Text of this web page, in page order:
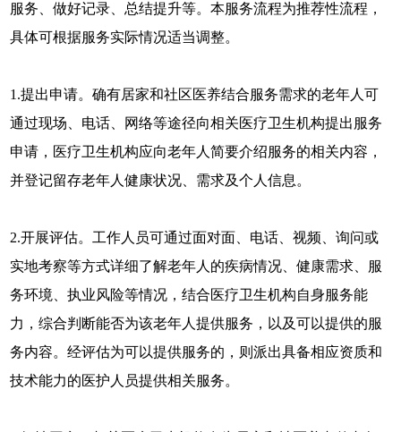
服务、做好记录、总结提升等。本服务流程为推荐性流程，
具体可根据服务实际情况适当调整。
1.提出申请。确有居家和社区医养结合服务需求的老年人可
通过现场、电话、网络等途径向相关医疗卫生机构提出服务
申请，医疗卫生机构应向老年人简要介绍服务的相关内容，
并登记留存老年人健康状况、需求及个人信息。
2.开展评估。工作人员可通过面对面、电话、视频、询问或
实地考察等方式详细了解老年人的疾病情况、健康需求、服
务环境、执业风险等情况，结合医疗卫生机构自身服务能
力，综合判断能否为该老年人提供服务，以及可以提供的服
务内容。经评估为可以提供服务的，则派出具备相应资质和
技术能力的医护人员提供相关服务。